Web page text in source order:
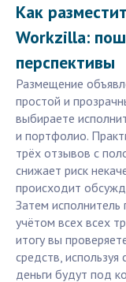
Как
Workzilla:
перспективы
Размещение
простой и
выбираете
и портфолио.
трёх отзывов с
снижает риск
происходит
Затем исполнитель
учётом всех всех
итогу вы
средств,
деньги будут под